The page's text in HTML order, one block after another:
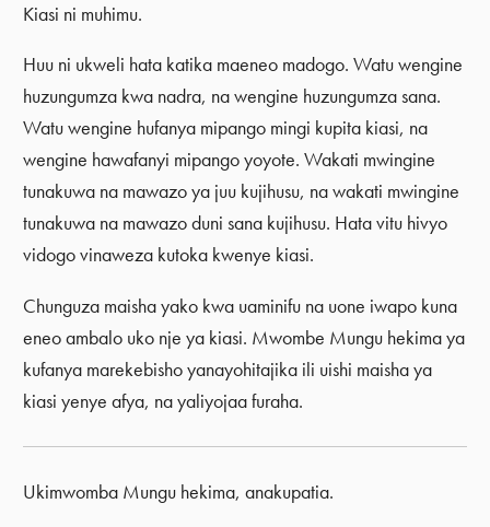
Kiasi ni muhimu.
Huu ni ukweli hata katika maeneo madogo. Watu wengine
huzungumza kwa nadra, na wengine huzungumza sana.
Watu wengine hufanya mipango mingi kupita kiasi, na
wengine hawafanyi mipango yoyote. Wakati mwingine
tunakuwa na mawazo ya juu kujihusu, na wakati mwingine
tunakuwa na mawazo duni sana kujihusu. Hata vitu hivyo
vidogo vinaweza kutoka kwenye kiasi.
Chunguza maisha yako kwa uaminifu na uone iwapo kuna
eneo ambalo uko nje ya kiasi. Mwombe Mungu hekima ya
kufanya marekebisho yanayohitajika ili uishi maisha ya
kiasi yenye afya, na yaliyojaa furaha.
Ukimwomba Mungu hekima, anakupatia.